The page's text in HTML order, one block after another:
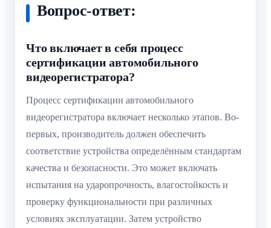
Вопрос-ответ:
Что включает в себя процесс
сертификации автомобильного
видеорегистратора?
Процесс сертификации автомобильного
видеорегистратора включает несколько этапов. Во-
первых, производитель должен обеспечить
соответствие устройства определённым стандартам
качества и безопасности. Это может включать
испытания на ударопрочность, влагостойкость и
проверку функциональности при различных
условиях эксплуатации. Затем устройство